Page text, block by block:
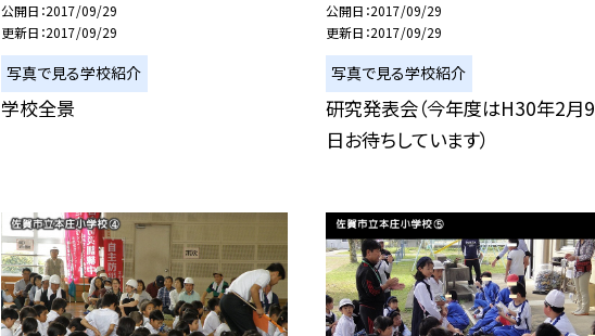
公開日 2017/09/29
更新日 2017/09/29
写真で見る学校紹介
学校全景
公開日 2017/09/29
更新日 2017/09/29
写真で見る学校紹介
研究発表会（今年度はH30年2月9
日お待ちしています）